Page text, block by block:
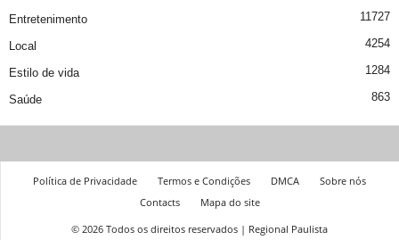
Entretenimento 11727
Local 4254
Estilo de vida 1284
Saúde 863
Política de Privacidade Termos e Condições DMCA
Sobre nós
Contacts
Mapa do site
© 2026 Todos os direitos reservados | Regional Paulista